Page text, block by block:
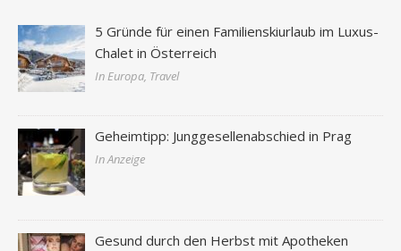
5 Gründe für einen Familienskiurlaub im Luxus-
Chalet in Österreich
In Europa, Travel
Geheimtipp: Junggesellenabschied in Prag
In Anzeige
Gesund durch den Herbst mit Apotheken